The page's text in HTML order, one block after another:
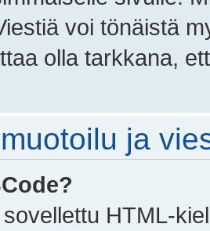
voi tönäistä
olla tarkkana,
ja
HTML-